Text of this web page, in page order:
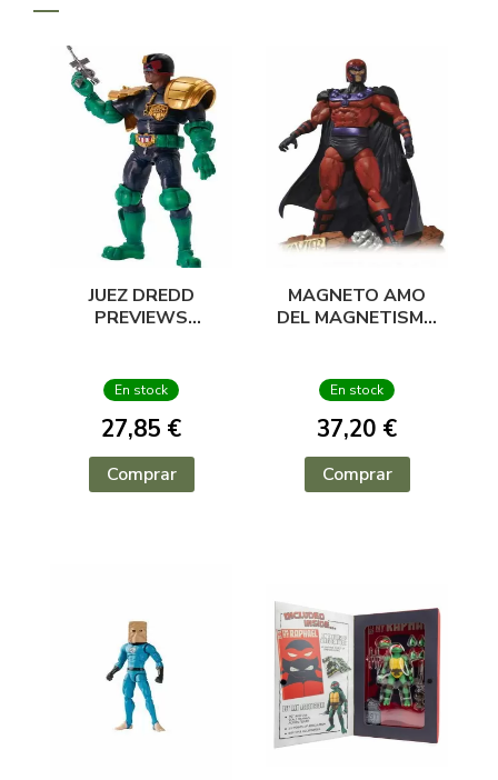
JUEZ DREDD
PREVIEWS
En stock
27,85 €
Comprar
MAGNETO AMO
DEL MAGNETISMO
En stock
37,20 €
Comprar